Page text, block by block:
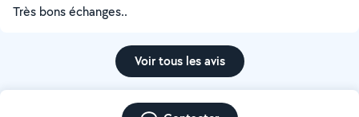
Très bons échanges..
Voir tous les avis